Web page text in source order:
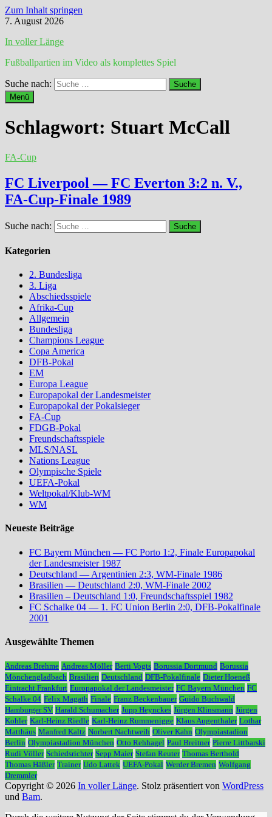
Zum Inhalt springen
7. August 2026
In voller Länge
Fußballpartien im Video als komplettes Spiel
Suche nach:
Menü
Schlagwort: Stuart McCall
FA-Cup
FC Liverpool — FC Everton 3:2 n. V.,
FA-Cup-Finale 1989
Suche nach:
Kategorien
2. Bundesliga
3. Liga
Abschiedsspiele
Afrika-Cup
Allgemein
Bundesliga
Champions League
Copa America
DFB-Pokal
EM
Europa League
Europapokal der Landesmeister
Europapokal der Pokalsieger
FA-Cup
FDGB-Pokal
Freundschaftsspiele
MLS/NASL
Nations League
Olympische Spiele
UEFA-Pokal
Weltpokal/Klub-WM
WM
Neueste Beiträge
FC Bayern München — FC Porto 1:2, Finale Europapokal
der Landesmeister 1987
Deutschland — Argentinien 2:3, WM-Finale 1986
Brasilien — Deutschland 2:0, WM-Finale 2002
Brasilien – Deutschland 1:0, Freundschaftsspiel 1982
FC Schalke 04 — 1. FC Union Berlin 2:0, DFB-Pokalfinale
2001
Ausgewählte Themen
Andreas Brehme Andreas Möller Berti Vogts Borussia Dortmund Borussia
Mönchengladbach Brasilien Deutschland DFB-Pokalfinale Dieter Hoeneß
Eintracht Frankfurt Europapokal der Landesmeister FC Bayern München FC
Schalke 04 Felix Magath Finale Franz Beckenbauer Guido Buchwald
Hamburger SV Harald Schumacher Jupp Heynckes Jürgen Klinsmann Jürgen
Kohler Karl-Heinz Riedle Karl-Heinz Rummenigge Klaus Augenthaler Lothar
Matthäus Manfred Kaltz Norbert Nachtweih Oliver Kahn Olympiastadion
Berlin Olympiastadion München Otto Rehhagel Paul Breitner Pierre Littbarski
Rudi Völler Schiedsrichter Sepp Maier Stefan Reuter Thomas Berthold
Thomas Häßler Trainer Udo Lattek UEFA-Pokal Werder Bremen Wolfgang
Dremmler
Copyright © 2026 In voller Länge. Stolz präsentiert von WordPress
und Bam.